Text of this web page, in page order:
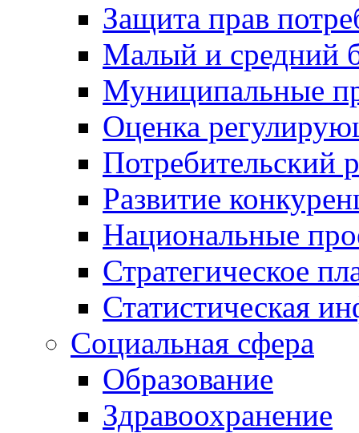
Защита прав
Малый и средний
Муниципальные
Оценка
Потребительский
Развитие
Национальные
Стратегическое
Статистическая
Социальная сфера
Образование
Здравоохранение